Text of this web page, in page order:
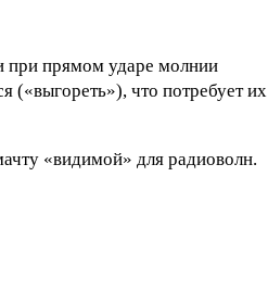
при прямом ударе молнии
(«выгореть»), что потребует их
«видимой» для радиоволн.